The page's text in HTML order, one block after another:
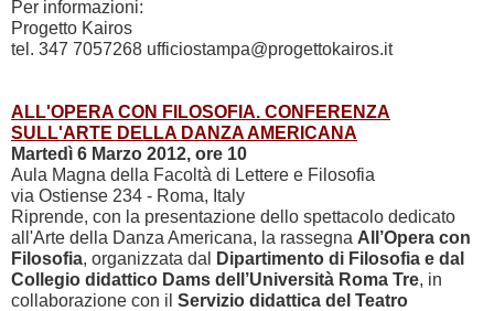
Per informazioni:
Progetto Kairos
tel. 347 7057268 ufficiostampa@progettokairos.it
ALL'OPERA CON FILOSOFIA. CONFERENZA
SULL'ARTE DELLA DANZA AMERICANA
Martedì 6 Marzo 2012, ore 10
Aula Magna della Facoltà di Lettere e Filosofia
via Ostiense 234 - Roma, Italy
Riprende, con la presentazione dello spettacolo dedicato
all'Arte della Danza Americana, la rassegna All’Opera con
Filosofia, organizzata dal
Dipartimento di Filosofia e dal
Collegio didattico Dams dell’Università Roma Tre, in
collaborazione con il Servizio didattica del Teatro